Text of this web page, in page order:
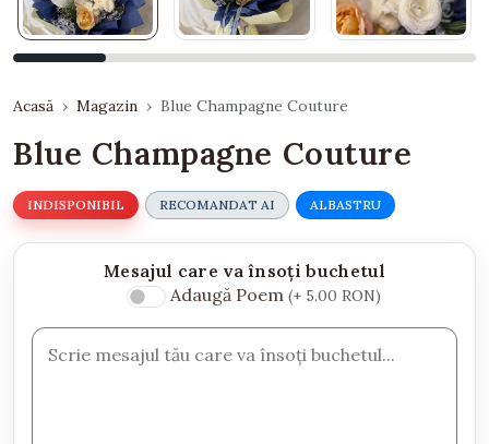
Acasă Magazin Blue Champagne Couture
Blue Champagne Couture
INDISPONIBIL RECOMANDAT AI ALBASTRU
Mesajul care va însoți buchetul
Adaugă Poem (+ 5.00 RON)